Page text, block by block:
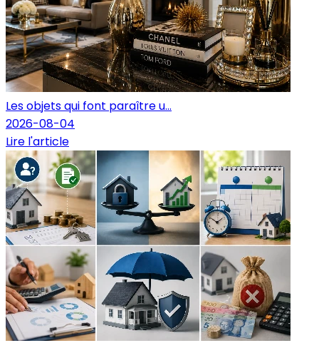
Les objets qui font paraître u...
2026-08-04
Lire l'article